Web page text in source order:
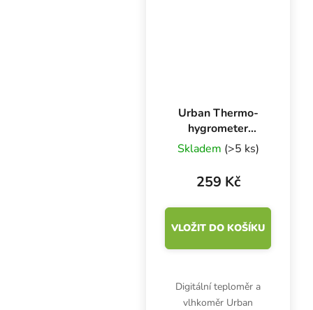
Urban Thermo-
hygrometer
MEDIUM,
teploměr a
vlhkoměr se
sondou
Skladem (>5 ks)
259 Kč
VLOŽIT DO KOŠÍKU
Digitální teploměr a
vlhkoměr Urban